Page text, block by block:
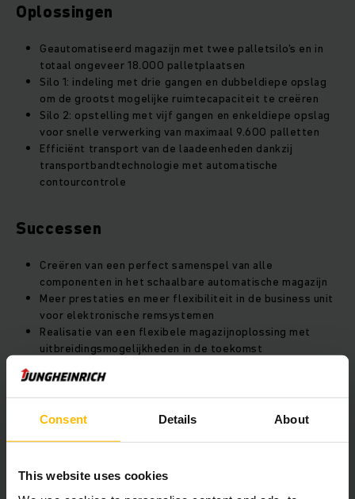
Consent Details About
This website uses cookies
Oplossingen
Geautomatiseerd magazijn met twee palletsilo's en in
totaal ongeveer 18.000 palletplaatsen
Silo 1: indeling met drie gangen en dubbeldiepe opslag
om de grootst mogelijke ruimtecapaciteit te creëren
Silo 2: opstelling met vijf gangen en enkeldiepe opslag
voor snelle verwerking van maximaal 9.600 palletten
Efficiënt transport van de laadeenheden dankzij
transportbandtechnologie met automatische
contourcontrole
Successen
Creëren van een perfect samenspel van alle
componenten in het schaalbare automatische magazijn
Meer prestaties en meer flexibiliteit in de business unit
voor elektronische remsystemen
Realisatie van een flexibele magazijnoplossing met
uitbreidingsmogelijkheden in de toekomst
hoofdaannemer
Overzicht project